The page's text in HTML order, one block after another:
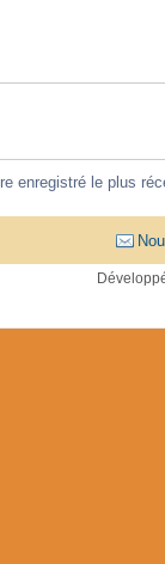
enregistré le plus